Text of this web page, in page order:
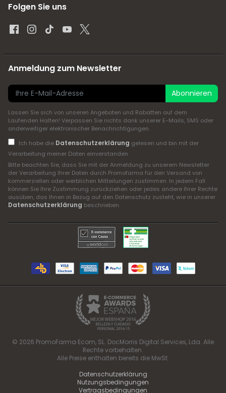
Folgen Sie uns
Anmeldung zum Newsletter
Abonnieren
Lassen Sie sich von unseren Angeboten und Rabatten auf dem
Laufenden Halten! Verpassen Sie nichts dank unserer E-Mails, SMS oder
anderweitiger elektronischer Benachrichtigungen.
Ich habe die Datenschutzerklärung gelesen und bin mit der
Verarbeitung meiner Daten einverstanden
Bitte beachten Sie, dass Sie mit der Anmeldung zu unserem Newsletter
der Verarbeitung Ihrer Daten durch Promofarma für den Versand von
kommerziellen oder werblichen Mitteilungen zustimmen. In jedem Fall
können Sie Ihre Zustimmung zurückziehen oder jedes andere Ihrer Rechte
ausüben, das Ihnen in Bezug auf den Datenschutz zusteht, wie in unserer
Datenschutzerklärung beschrieben.
© 2026 PromoFarma Ecom, SL. DocMorris Digital Services, Lda. Alle
Rechte vorbehalten.
Alle Preise enthalten bereits die MwSt.
Datenschutzerklärung
Nutzungsbedingungen
Vertragsbedingungen